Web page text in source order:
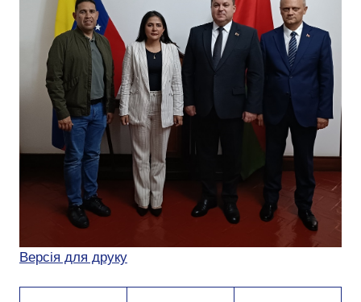
Версія для друку